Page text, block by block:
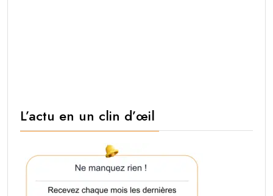
L’actu en un clin d’œil